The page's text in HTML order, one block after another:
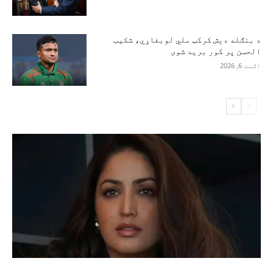
د بنګله دېش کرکټ ملي لوبغاړي، شکیب
الحسن پر کور برید شوی
اګست 6, 2026